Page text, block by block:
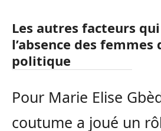
Les autres facteurs
l’absence des femmes
politique
Pour Marie Elise
coutume a joué un